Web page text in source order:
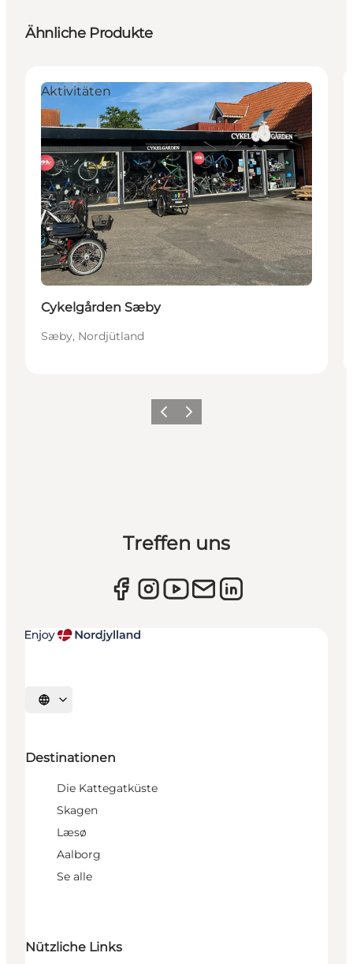
Ähnliche Produkte
Aktivitäten
Cykelgården Sæby
Sæby, Nordjütland
ZurückWeiter
Treffen uns
Sprache auswählen
Destinationen
Die Kattegatküste
Skagen
Læsø
Aalborg
Se alle
Nützliche Links